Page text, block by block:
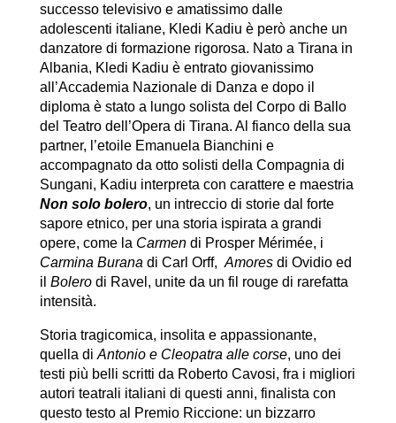
successo televisivo e amatissimo dalle
adolescenti italiane, Kledi Kadiu è però anche un
danzatore di formazione rigorosa. Nato a Tirana in
Albania, Kledi Kadiu è entrato giovanissimo
all’Accademia Nazionale di Danza e dopo il
diploma è stato a lungo solista del Corpo di Ballo
del Teatro dell’Opera di Tirana. Al fianco della sua
partner, l’etoile Emanuela Bianchini e
accompagnato da otto solisti della Compagnia di
Sungani, Kadiu interpreta con carattere e maestria
Non solo bolero, un intreccio di storie dal forte
sapore etnico, per una storia ispirata a grandi
opere, come la Carmendi Prosper Mérimée, i
Carmina Burana di Carl Orff, Amoresdi Ovidio ed
il Bolerodi Ravel, unite da un fil rouge di rarefatta
intensità.
Storia tragicomica, insolita e appassionante,
quella di Antonio e Cleopatra alle corse, uno dei
testi più belli scritti da Roberto Cavosi, fra i migliori
autori teatrali italiani di questi anni, finalista con
questo testo al Premio Riccione: un bizzarro